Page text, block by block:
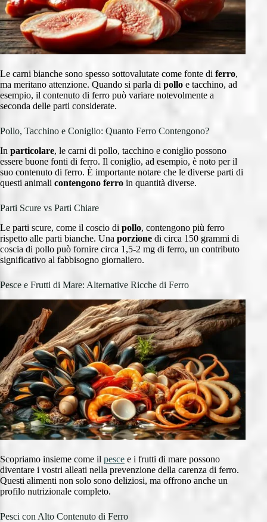
Le carni bianche sono spesso sottovalutate come fonte di ferro,
ma meritano attenzione. Quando si parla di pollo e tacchino, ad
esempio, il contenuto di ferro può variare notevolmente a
seconda delle parti considerate.
Pollo, Tacchino e Coniglio: Quanto Ferro Contengono?
In particolare, le carni di pollo, tacchino e coniglio possono
essere buone fonti di ferro. Il coniglio, ad esempio, è noto per il
suo contenuto di ferro. È importante notare che le diverse parti di
questi animali contengono ferro in quantità diverse.
Parti Scure vs Parti Chiare
Le parti scure, come il coscio di pollo, contengono più ferro
rispetto alle parti bianche. Una porzione di circa 150 grammi di
coscia di pollo può fornire circa 1,5-2 mg di ferro, un contributo
significativo al fabbisogno giornaliero.
Pesce e Frutti di Mare: Alternative Ricche di Ferro
Scopriamo insieme come il pesce e i frutti di mare possono
diventare i vostri alleati nella prevenzione della carenza di ferro.
Questi alimenti non solo sono deliziosi, ma offrono anche un
profilo nutrizionale completo.
Pesci con Alto Contenuto di Ferro